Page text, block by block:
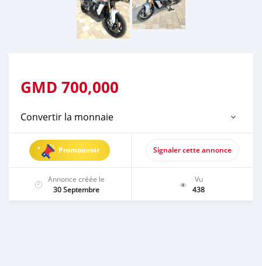
GMD 700,000
Convertir la monnaie
Promouvoir Signaler cette annonce
Annonce créée le
30 Septembre
Vu
438